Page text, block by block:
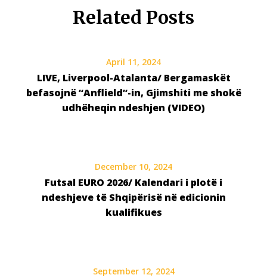
Related Posts
April 11, 2024
LIVE, Liverpool-Atalanta/ Bergamaskët
befasojnë “Anflield”-in, Gjimshiti me shokë
udhëheqin ndeshjen (VIDEO)
December 10, 2024
Futsal EURO 2026/ Kalendari i plotë i
ndeshjeve të Shqipërisë në edicionin
kualifikues
September 12, 2024